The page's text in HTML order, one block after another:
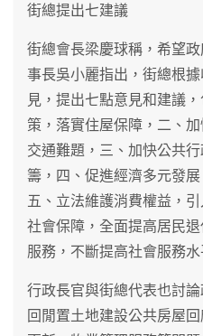
街總提出七建議
街總會長梁慶球稱，希望
事長吳小麗指出，街總根
見，提出七點意見和建議
策，落實住屋保障，二、
交通難題，三、加快公共
籌，四、促進經濟多元發
五、立法維護消費權益，
社會保障，全面提高居民
服務，不斷提高社會服務水
行政長官與街總代表也討
回閒置土地建設公共房屋